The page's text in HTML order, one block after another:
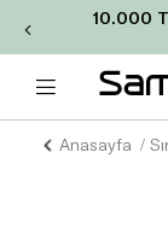
10.000
Anasayfa